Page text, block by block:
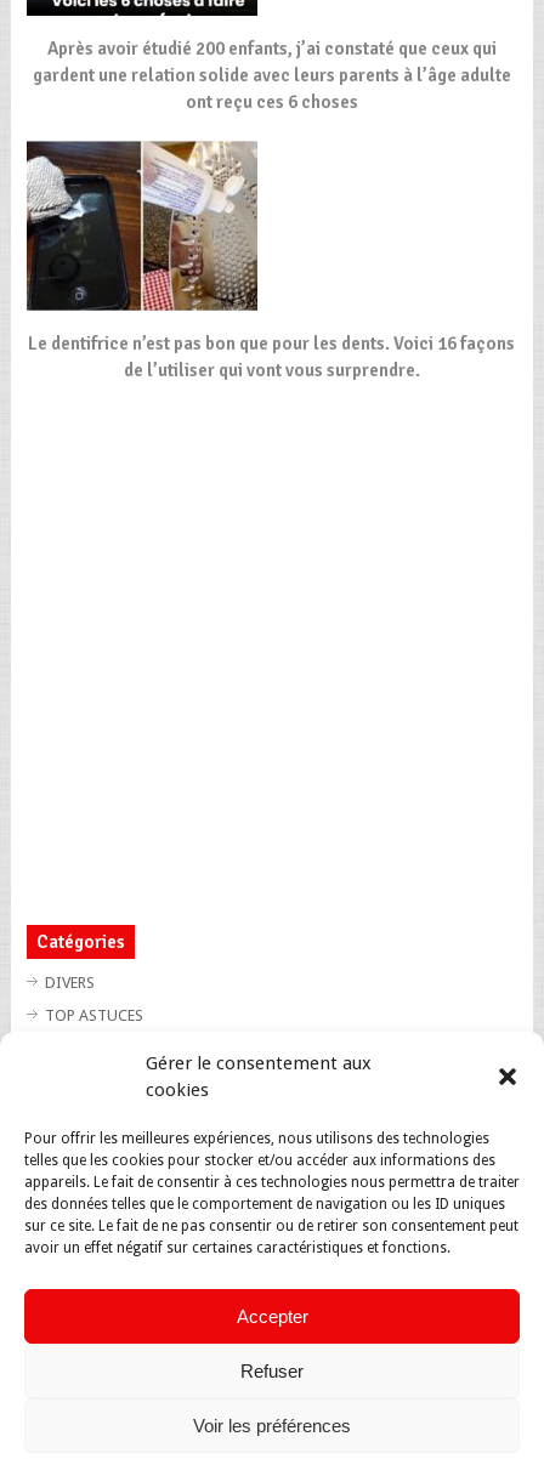
Gérer le consentement aux
cookies
Pour offrir les meilleures expériences, nous utilisons des technologies
telles que les cookies pour stocker et/ou accéder aux informations des
appareils. Le fait de consentir à ces technologies nous permettra de traiter
des données telles que le comportement de navigation ou les ID uniques
sur ce site. Le fait de ne pas consentir ou de retirer son consentement peut
avoir un effet négatif sur certaines caractéristiques et fonctions.
Accepter
Refuser
Voir les préférences
Après avoir étudié 200 enfants, j’ai constaté que ceux qui
gardent une relation solide avec leurs parents à l’âge adulte
ont reçu ces 6 choses
Le dentifrice n’est pas bon que pour les dents. Voici 16 façons
de l’utiliser qui vont vous surprendre.
Catégories
DIVERS
TOP ASTUCES
TOP INSOLITE
TOP SANTE